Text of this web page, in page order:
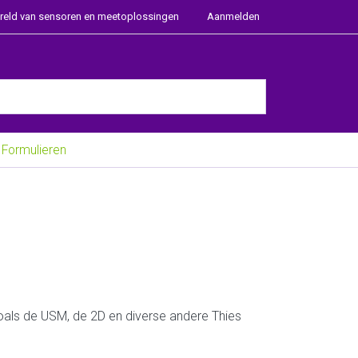
van sensoren en meetoplossingen Aanmelden
Formulieren
de USM, de 2D en diverse andere Thies